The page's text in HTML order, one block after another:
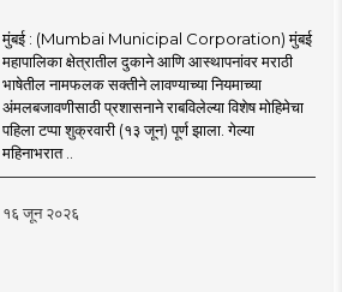
मुंबई : (Mumbai Municipal Corporation) मुंबई
महापालिका क्षेत्रातील दुकाने आणि आस्थापनांवर मराठी
भाषेतील नामफलक सक्तीने लावण्याच्या नियमाच्या
अंमलबजावणीसाठी प्रशासनाने राबविलेल्या विशेष मोहिमेचा
पहिला टप्पा शुक्रवारी (१३ जून) पूर्ण झाला. गेल्या
महिनाभरात ..
१६ जून २०२६